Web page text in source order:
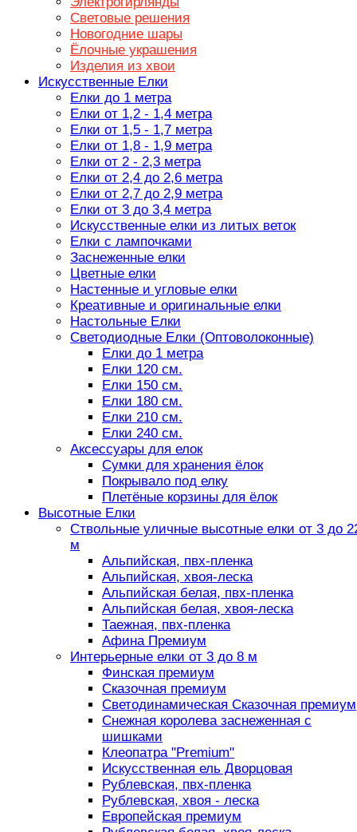
Световые решения
Новогодние шары
Ёлочные украшения
Изделия из хвои
Искусственные Елки
Елки до 1 метра
Елки от 1,2 - 1,4 метра
Елки от 1,5 - 1,7 метра
Елки от 1,8 - 1,9 метра
Елки от 2 - 2,3 метра
Елки от 2,4 до 2,6 метра
Елки от 2,7 до 2,9 метра
Елки от 3 до 3,4 метра
Искусственные елки из литых веток
Елки с лампочками
Заснеженные елки
Цветные елки
Настенные и угловые елки
Креативные и оригинальные елки
Настольные Елки
Светодиодные Елки (Оптоволоконные)
Елки до 1 метра
Елки 120 см.
Елки 150 см.
Елки 180 см.
Елки 210 см.
Елки 240 см.
Аксессуары для елок
Сумки для хранения ёлок
Покрывало под елку
Плетёные корзины для ёлок
Высотные Елки
Ствольные уличные высотные елки от 3 до
м
Альпийская, пвх-пленка
Альпийская, хвоя-леска
Альпийская белая, пвх-пленка
Альпийская белая, хвоя-леска
Таежная, пвх-пленка
Афина Премиум
Интерьерные елки от 3 до 8 м
Финская премиум
Сказочная премиум
Светодинамическая Сказочная премиум
Снежная королева заснеженная с
шишками
Клеопатра "Premium"
Искусственная ель Дворцовая
Рублевская, пвх-пленка
Рублевская, хвоя - леска
Европейская премиум